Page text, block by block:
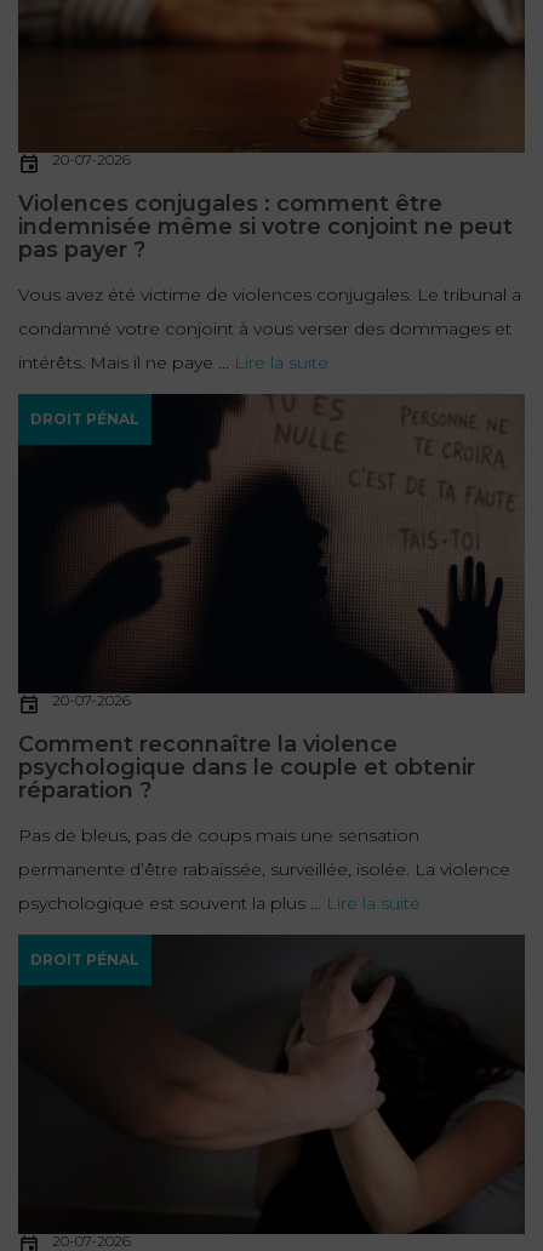
20-07-2026
Violences conjugales : comment être
indemnisée même si votre conjoint ne peut
pas payer ?
Vous avez été victime de violences conjugales. Le tribunal a
condamné votre conjoint à vous verser des dommages et
intérêts. Mais il ne paye ... Lire la suite
DROIT PÉNAL
20-07-2026
Comment reconnaître la violence
psychologique dans le couple et obtenir
réparation ?
Pas de bleus, pas de coups mais une sensation
permanente d’être rabaissée, surveillée, isolée. La violence
psychologique est souvent la plus ... Lire la suite
DROIT PÉNAL
20-07-2026